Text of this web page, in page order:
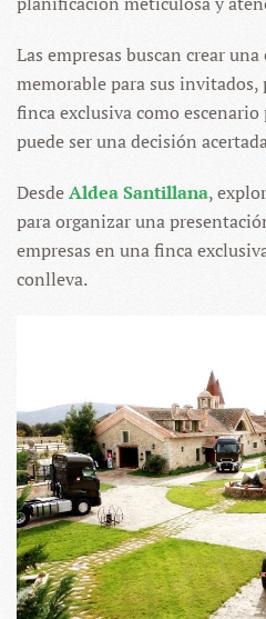
Las empresas buscan crear
memorable para sus
finca exclusiva como
puede ser una decisión
DesdeAldea Santillana,
para organizar una
empresas en una finca
conlleva.